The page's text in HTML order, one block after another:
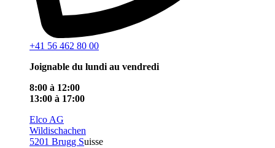
+41 56 462 80 00
Joignable du lundi au vendredi
8:00 à 12:00
13:00 à 17:00
Elco AG
Wildischachen
5201 Brugg Suisse